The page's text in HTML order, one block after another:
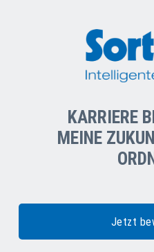
KARRIERE
MEINE
Jetzt